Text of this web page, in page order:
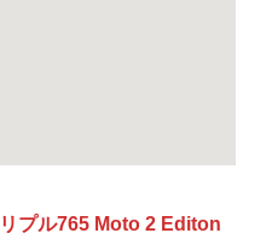
プル765 Moto 2 Editon